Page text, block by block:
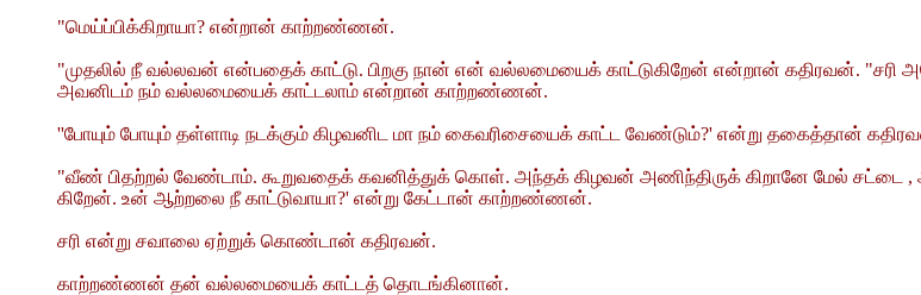
"மெய்ப்பிக்கிறாயா? என்றான் காற்றண்ணன்.
"முதலில் நீ வல்லவன் என்பதைக் காட்டு. பிறகு நான் என் வல்லமையைக் காட்டுகிறேன் என்றான் கதிரவன். "சரி
அவனிடம் நம் வல்லமையைக் காட்டலாம் என்றான் காற்றண்ணன்.
''போயும் போயும் தள்ளாடி நடக்கும் கிழவனிட மா நம் கைவரிசையைக் காட்ட வேண்டும்?' என்று தகைத்தான்
"வீண் பிதற்றல் வேண்டாம். கூறுவதைக் கவனித்துக் கொள். அந்தக் கிழவன் அணிந்திருக் கிறானே மேல் சட்டை ,
கிறேன். உன் ஆற்றலை நீ காட்டுவாயா?' என்று கேட்டான் காற்றண்ணன்.
சரி என்று சவாலை ஏற்றுக் கொண்டான் கதிரவன்.
காற்றண்ணன் தன் வல்லமையைக் காட்டத் தொடங்கினான்.